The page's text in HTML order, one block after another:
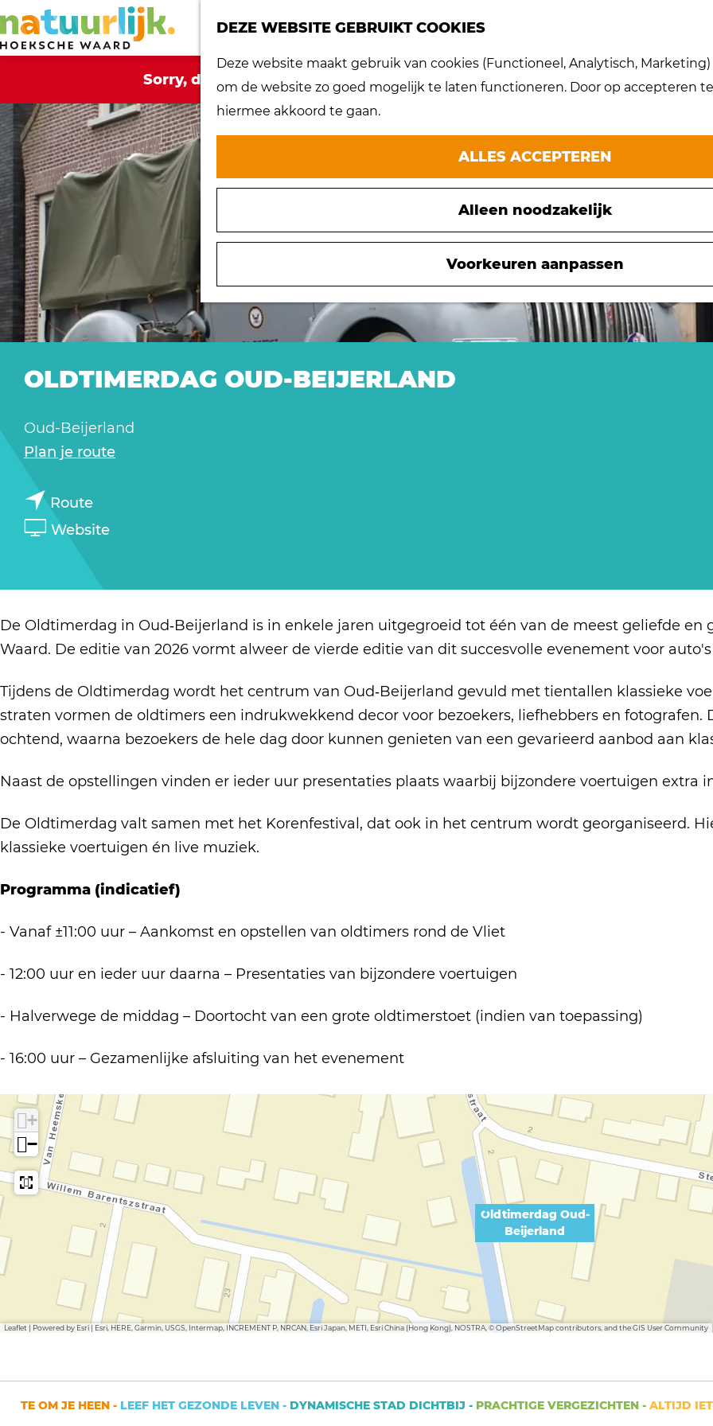
DEZE WEBSITE GEBRUIKT COOKIES
Deze website maakt gebruik van cookies (Functioneel, Analytisch,
om de website zo goed mogelijk te laten functioneren. Door op accepteren
hiermee akkoord te gaan.
ALLES ACCEPTEREN
Alleen noodzakelijk
Voorkeuren aanpassen
G
n
a
a
r
d
e
m
e
p
Sorry, deze activiteit is niet meer beschikbaar. Bekijk het actuele aanbod
OLDTIMERDAG OUD-BEIJERLAND
Oud-Beijerland
Plan je routen
d
t
i
e
r
d
g
u
d
e
j
r
n
d
Routen
a
O
l
d
i
m
e
d
g
O
u
-
e
j
l
a
d
Websitev
l
d
i
m
e
d
g
u
-
e
e
l
a
d
De Oldtimerdag in Oud‑Beijerland is in enkele jaren uitgegroeid tot één van de meest geliefde
Waard. De editie van 2026 vormt alweer de vierde editie van dit succesvolle evenement voor
Tijdens de Oldtimerdag wordt het centrum van Oud‑Beijerland gevuld met tientallen klassieke
straten vormen de oldtimers een indrukwekkend decor voor bezoekers, liefhebbers en fotografen.
ochtend, waarna bezoekers de hele dag door kunnen genieten van een gevarieerd aanbod aan
​Naast de opstellingen vinden er ieder uur presentaties plaats waarbij bijzondere voertuigen extra
De Oldtimerdag valt samen met het Korenfestival, dat ook in het centrum wordt georganiseerd.
klassieke voertuigen én live muziek.
Programma (indicatief)
​- Vanaf ±11:00 uur – Aankomst en opstellen van oldtimers rond de Vliet
- 12:00 uur en ieder uur daarna – Presentaties van bijzondere voertuigen
- Halverwege de middag – Doortocht van een grote oldtimerstoet (indien van toepassing)
- 16:00 uur – Gezamenlijke afsluiting van het evenement
Oldtimerdag Oud-
Beijerland
+
−
Leaflet | Powered by Esri | Esri, HERE, Garmin, USGS, Intermap, INCREMENT P, NRCAN, Esri Japan, METI, Esri China (Hong Kong), NOSTRA, © OpenStreetMap contributors, and the GIS User Community
OM JE HEEN -LEEF HET GEZONDE LEVEN -DYNAMISCHE STAD DICHTBIJ -PRACHTIGE VERGEZICHTEN -ALTIJD IETS